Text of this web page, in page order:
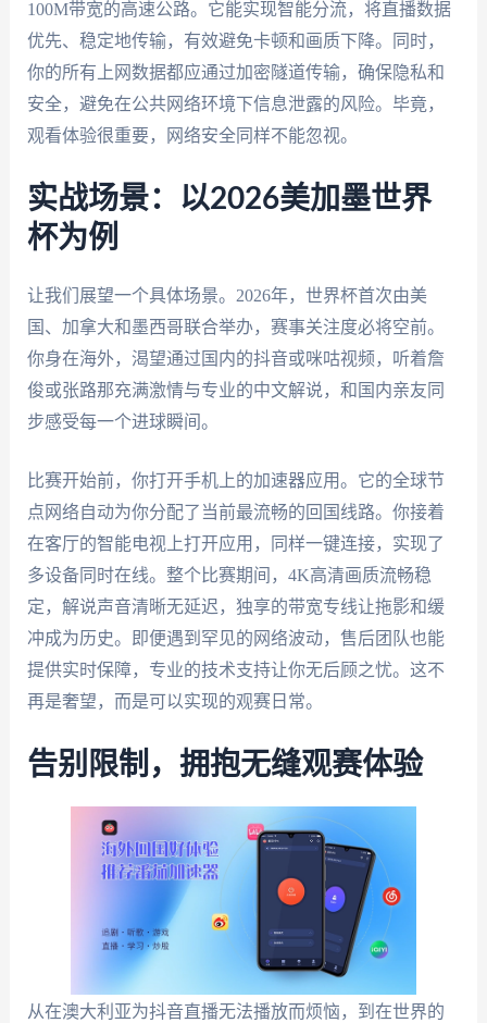
100M带宽的高速公路。它能实现智能分流，将直播数据
优先、稳定地传输，有效避免卡顿和画质下降。同时，
你的所有上网数据都应通过加密隧道传输，确保隐私和
安全，避免在公共网络环境下信息泄露的风险。毕竟，
观看体验很重要，网络安全同样不能忽视。
实战场景：以2026美加墨世界
杯为例
让我们展望一个具体场景。2026年，世界杯首次由美
国、加拿大和墨西哥联合举办，赛事关注度必将空前。
你身在海外，渴望通过国内的抖音或咪咕视频，听着詹
俊或张路那充满激情与专业的中文解说，和国内亲友同
步感受每一个进球瞬间。
比赛开始前，你打开手机上的加速器应用。它的全球节
点网络自动为你分配了当前最流畅的回国线路。你接着
在客厅的智能电视上打开应用，同样一键连接，实现了
多设备同时在线。整个比赛期间，4K高清画质流畅稳
定，解说声音清晰无延迟，独享的带宽专线让拖影和缓
冲成为历史。即便遇到罕见的网络波动，售后团队也能
提供实时保障，专业的技术支持让你无后顾之忧。这不
再是奢望，而是可以实现的观赛日常。
告别限制，拥抱无缝观赛体验
从在澳大利亚为抖音直播无法播放而烦恼，到在世界的